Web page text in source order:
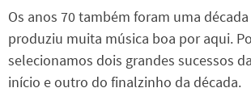
Os anos 70 também foram uma
produziu muita música boa por aqui.
selecionamos dois grandes sucessos
início e outro do finalzinho da década.